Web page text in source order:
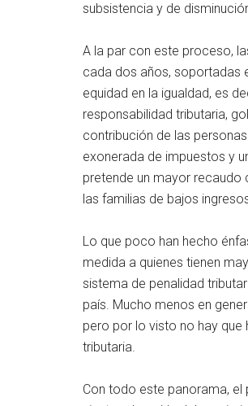
subsistencia y de
A la par con este proceso,
cada dos años, soportadas
equidad en la igualdad, es
responsabilidad tributaria,
contribución de las
exonerada de impuestos y
pretende un mayor
las familias de bajos
Lo que poco han hecho
medida a quienes tienen
sistema de penalidad
país. Mucho menos en
pero por lo visto no hay
tributaria.
Con todo este panorama,